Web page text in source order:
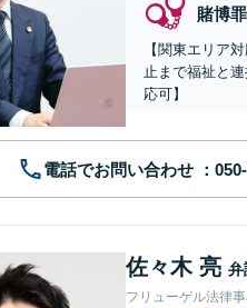
賭博
【関東エリア
止まで福祉と
応可】
電話でお問い合わせ
佐々木 亮 弁
フリューゲル法律